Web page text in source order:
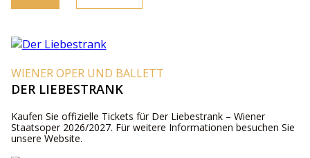
WIENER OPER UND BALLETT
DER LIEBESTRANK
Kaufen Sie offizielle Tickets für Der Liebestrank – Wiener
Staatsoper 2026/2027. Für weitere Informationen besuchen Sie
unsere Website.